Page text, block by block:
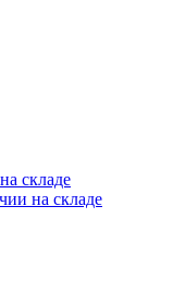
складе
на складе